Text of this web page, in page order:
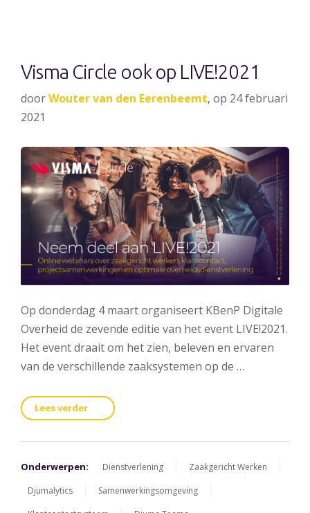
Visma Circle ook op LIVE!2021
doorWouter van den Eerenbeemt, op 24 februari
2021
Op donderdag 4 maart organiseert KBenP Digitale
Overheid de zevende editie van het event LIVE!2021.
Het event draait om het zien, beleven en ervaren
van de verschillende zaaksystemen op de …
Lees verder
Onderwerpen: Dienstverlening
Zaakgericht Werken
Djumalytics
Samenwerkingsomgeving